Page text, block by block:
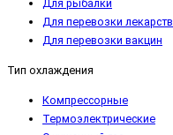
Для рыбалки
Для перевозки лекарств
Для перевозки вакцин
Тип охлаждения
Компрессорные
Термоэлектрические